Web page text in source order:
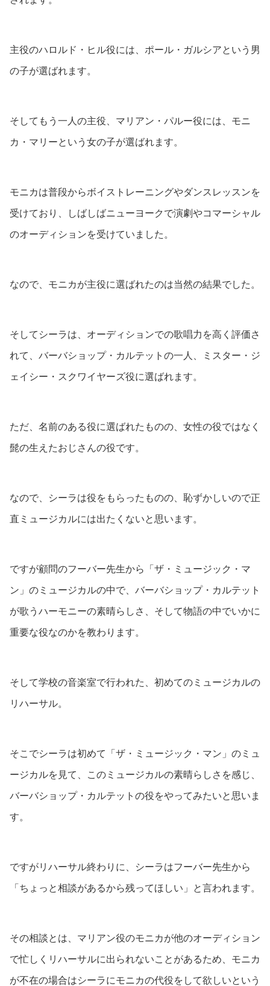
主役のハロルド・ヒル役には、ポール・ガルシアという男
の子が選ばれます。
そしてもう一人の主役、マリアン・パルー役には、モニ
カ・マリーという女の子が選ばれます。
モニカは普段からボイストレーニングやダンスレッスンを
受けており、しばしばニューヨークで演劇やコマーシャル
のオーディションを受けていました。
なので、モニカが主役に選ばれたのは当然の結果でした。
そしてシーラは、オーディションでの歌唱力を高く評価さ
れて、バーバショップ・カルテットの一人、ミスター・ジ
ェイシー・スクワイヤーズ役に選ばれます。
ただ、名前のある役に選ばれたものの、女性の役ではなく
髭の生えたおじさんの役です。
なので、シーラは役をもらったものの、恥ずかしいので正
直ミュージカルには出たくないと思います。
ですが顧問のフーバー先生から「ザ・ミュージック・マ
ン」のミュージカルの中で、バーバショップ・カルテット
が歌うハーモニーの素晴らしさ、そして物語の中でいかに
重要な役なのかを教わります。
そして学校の音楽室で行われた、初めてのミュージカルの
リハーサル。
そこでシーラは初めて「ザ・ミュージック・マン」のミュ
ージカルを見て、このミュージカルの素晴らしさを感じ、
バーバショップ・カルテットの役をやってみたいと思いま
す。
ですがリハーサル終わりに、シーラはフーバー先生から
「ちょっと相談があるから残ってほしい」と言われます。
その相談とは、マリアン役のモニカが他のオーディション
で忙しくリハーサルに出られないことがあるため、モニカ
が不在の場合はシーラにモニカの代役をして欲しいという